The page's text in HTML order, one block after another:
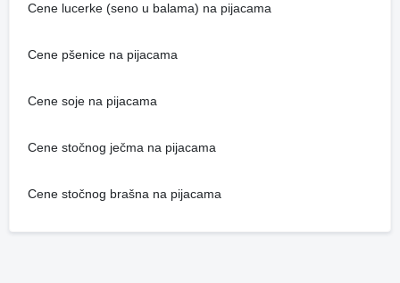
Cene lucerke (seno u balama) na pijacama
Cene pšenice na pijacama
Cene soje na pijacama
Cene stočnog ječma na pijacama
Cene stočnog brašna na pijacama